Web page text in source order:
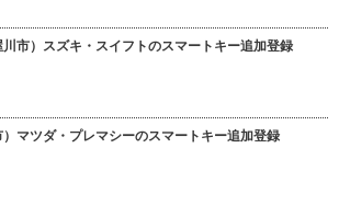
川市）スズキ・スイフトのスマートキー追加登録
）マツダ・プレマシーのスマートキー追加登録